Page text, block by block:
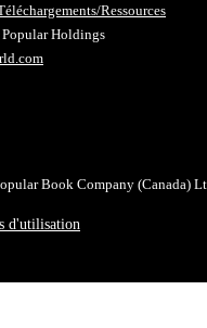
Ressources
Popular Holdings
Book Company (Canada)
d'utilisation